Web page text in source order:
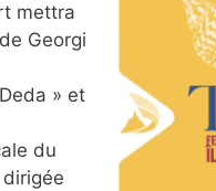
mettra
Georgi
» et
du